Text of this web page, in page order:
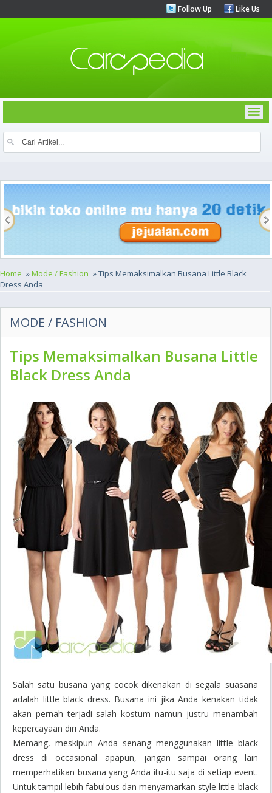
Follow Up Like Us
Home »Mode / Fashion » Tips Memaksimalkan Busana Little Black
Dress Anda
MODE / FASHION
Tips Memaksimalkan Busana Little
Black Dress Anda
Salah satu busana yang cocok dikenakan di segala suasana
adalah little black dress. Busana ini jika Anda kenakan tidak
akan pernah terjadi salah kostum namun justru menambah
kepercayaan diri Anda.
Memang, meskipun Anda senang menggunakan little black
dress dioccasional apapun, jangan sampai orang lain
memperhatikan busana yang Anda itu-itu saja di setiap event.
Untuk tampil lebihfabulous dan menyamarkan stylelittle black